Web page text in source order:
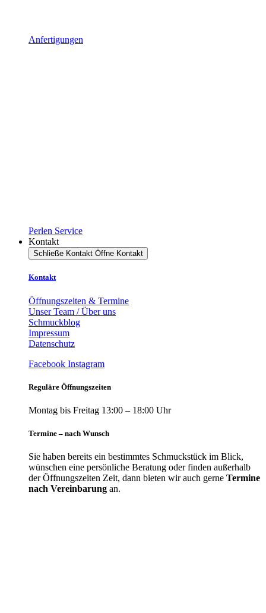
Anfertigungen
Perlen Service
Kontakt
Schließe Kontakt Öffne Kontakt
Kontakt
Öffnungszeiten & Termine
Unser Team / Über uns
Schmuckblog
Impressum
Datenschutz
Facebook Instagram
Reguläre Öffnungszeiten
Montag bis Freitag 13:00 – 18:00 Uhr
Termine – nach Wunsch
Sie haben bereits ein bestimmtes Schmuckstück im Blick,
wünschen eine persönliche Beratung oder finden außerhalb
der Öffnungszeiten Zeit, dann bieten wir auch gerne Termine
nach Vereinbarung an.